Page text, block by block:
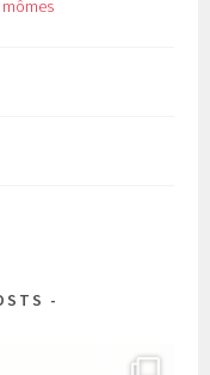
mômes